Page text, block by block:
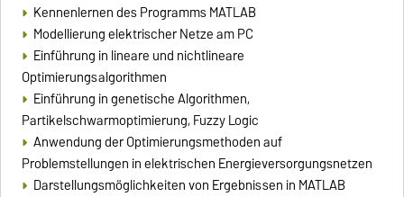
Kennenlernen des Programms MATLAB
Modellierung elektrischer Netze am PC
Einführung in lineare und nichtlineare
Optimierungsalgorithmen
Einführung in genetische Algorithmen,
Partikelschwarmoptimierung, Fuzzy Logic
Anwendung der Optimierungsmethoden auf
Problemstellungen in elektrischen Energieversorgungsnetzen
Darstellungsmöglichkeiten von Ergebnissen in MATLAB